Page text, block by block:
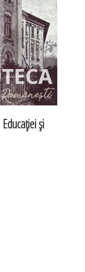
şi